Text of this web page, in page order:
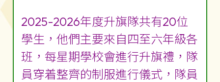
2025-2026年度升旗隊共有20位
學生，他們主要來自四至六年級各
班，每星期學校會進行升旗禮，隊
員穿着整齊的制服進行儀式，隊員